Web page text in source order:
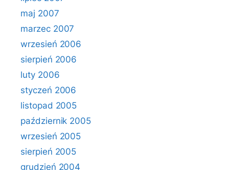
maj 2007
marzec 2007
wrzesień 2006
sierpień 2006
luty 2006
styczeń 2006
listopad 2005
październik 2005
wrzesień 2005
sierpień 2005
grudzień 2004